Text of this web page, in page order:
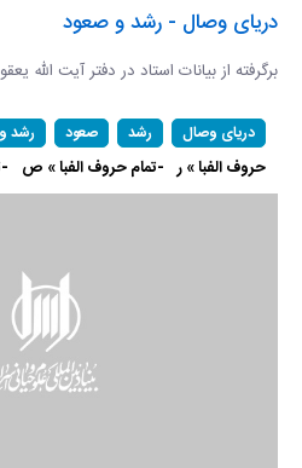
دریای وصال - رشد و صعود
برگرفته از بیانات استاد در دفتر آیت الله
دریای وصال رشد صعود رشد
حروف الفبا » ر -تمام حروف الفبا » ص